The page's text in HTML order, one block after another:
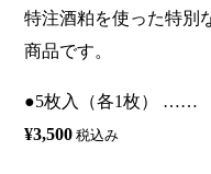
特注酒粕を使った特別
商品です。
●5枚入（各1枚） ……
¥3,500 税込み